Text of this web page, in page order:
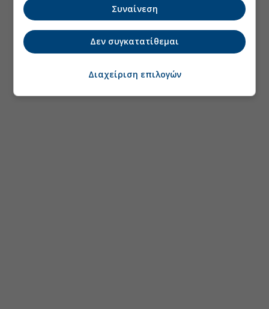
Συναίνεση
Δεν συγκατατίθεμαι
Διαχείριση επιλογών